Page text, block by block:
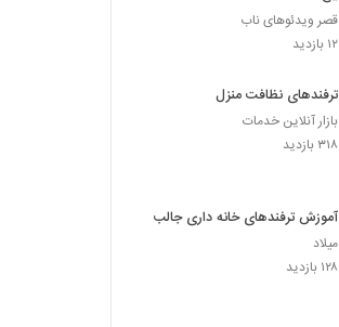
قصر ویدئوهای ناب
۱۲ بازدید
ترفندهای نظافت منزل
بازار آنلاین خدمات
۳۱۸ بازدید
آموزش ترفندهای خانه داری جالب
میلاد
۱۲۸ بازدید